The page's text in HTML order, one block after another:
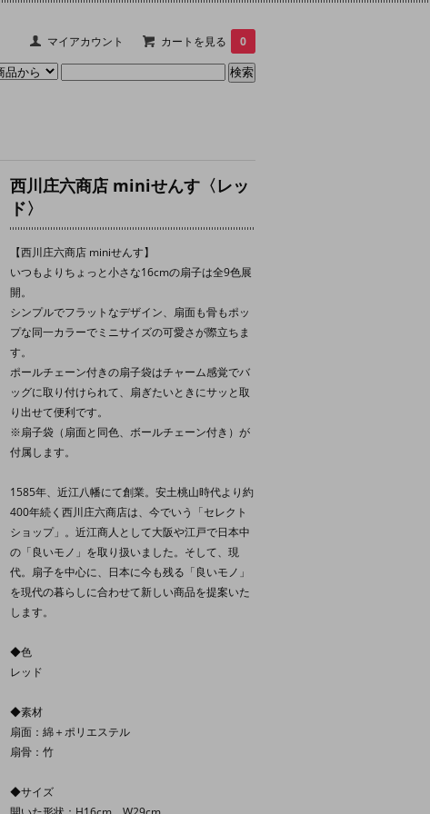
マイアカウント カートを見る 0
西川庄六商店 miniせんす〈レッ
ド〉
【西川庄六商店 miniせんす】
いつもよりちょっと小さな16cmの扇子は全9色展
開。
シンプルでフラットなデザイン、扇面も骨もポッ
プな同一カラーでミニサイズの可愛さが際立ちま
す。
ポールチェーン付きの扇子袋はチャーム感覚でバ
ッグに取り付けられて、扇ぎたいときにサッと取
り出せて便利です。
※扇子袋（扇面と同色、ボールチェーン付き）が
付属します。
1585年、近江八幡にて創業。安土桃山時代より約
400年続く西川庄六商店は、今でいう「セレクト
ショップ」。近江商人として大阪や江戸で日本中
の「良いモノ」を取り扱いました。そして、現
代。扇子を中心に、日本に今も残る「良いモノ」
を現代の暮らしに合わせて新しい商品を提案いた
します。
◆色
レッド
◆素材
扇面：綿＋ポリエステル
扇骨：竹
◆サイズ